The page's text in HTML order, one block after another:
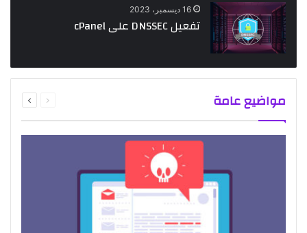
16 ديسمبر، 2023
تفعيل DNSSEC على cPanel
مواضيع عامة
الصفحة